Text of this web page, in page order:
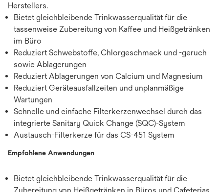
Herstellers.
Bietet gleichbleibende Trinkwasserqualität für die
tassenweise Zubereitung von Kaffee und Heißgetränken
im Büro
Reduziert Schwebstoffe, Chlorgeschmack und -geruch
sowie Ablagerungen
Reduziert Ablagerungen von Calcium und Magnesium
Reduziert Geräteausfallzeiten und unplanmäßige
Wartungen
Schnelle und einfache Filterkerzenwechsel durch das
integrierte Sanitary Quick Change (SQC)-System
Austausch-Filterkerze für das CS-451 System
Empfohlene Anwendungen
Bietet gleichbleibende Trinkwasserqualität für die